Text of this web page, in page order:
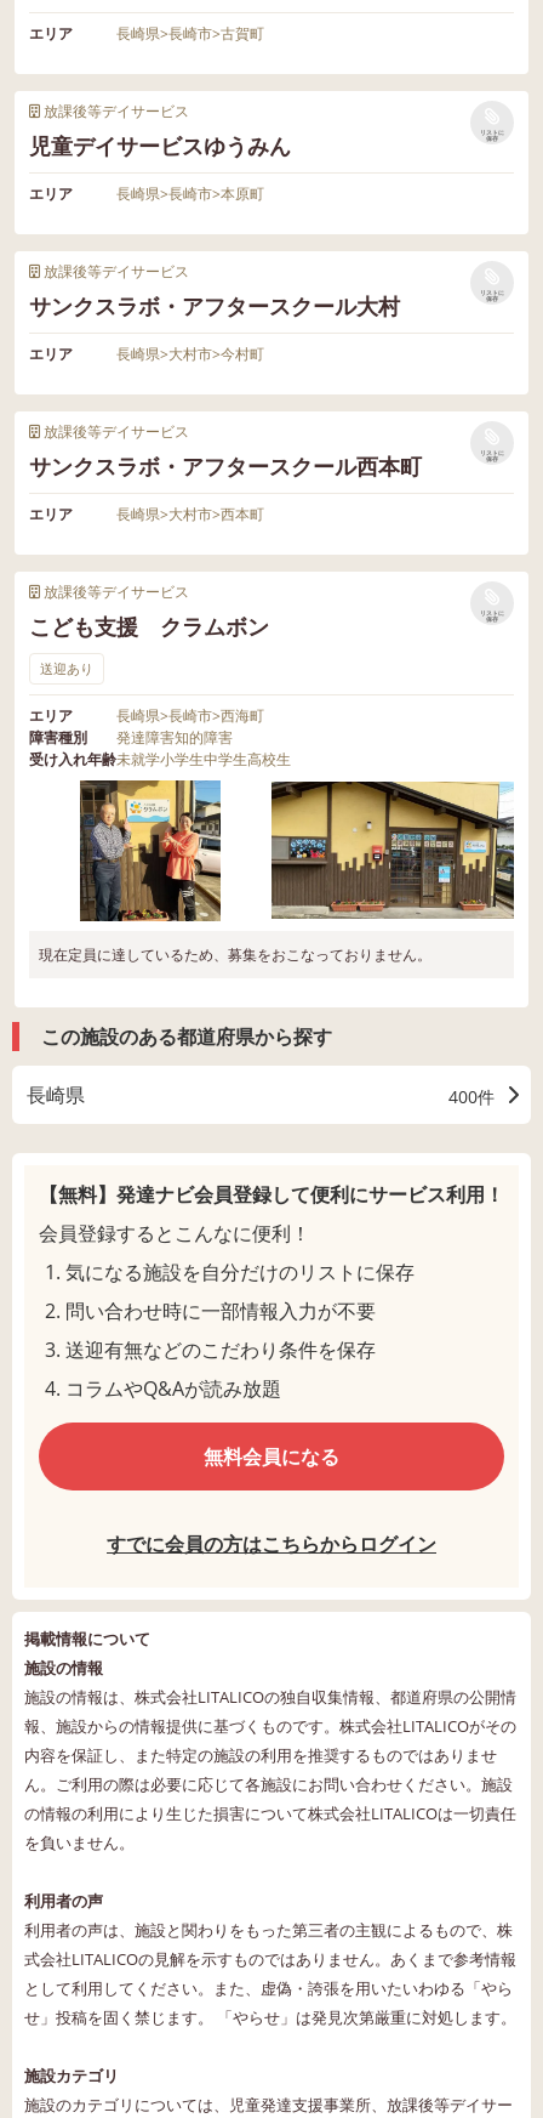
エリア 長崎県>長崎市>古賀町
放課後等デイサービス
児童デイサービスゆうみん
リストに
保存
エリア 長崎県>長崎市>本原町
放課後等デイサービス
サンクスラボ・アフタースクール大村
リストに
保存
エリア 長崎県>大村市>今村町
放課後等デイサービス
サンクスラボ・アフタースクール西本町
リストに
保存
エリア 長崎県>大村市>西本町
放課後等デイサービス
こども支援 クラムボン
リストに
保存
送迎あり
エリア 長崎県>長崎市>西海町
障害種別
発達障害知的障害
受け入れ年齢未就学小学生中学生高校生
現在定員に達しているため、募集をおこなっておりません。
この施設のある都道府県から探す
長崎県 400件
【無料】発達ナビ会員登録して便利にサービス利用！
会員登録するとこんなに便利！
気になる施設を自分だけのリストに保存
問い合わせ時に一部情報入力が不要
送迎有無などのこだわり条件を保存
コラムやQ&Aが読み放題
無料会員になる
すでに会員の方はこちらからログイン
掲載情報について
施設の情報
施設の情報は、株式会社LITALICOの独自収集情報、都道府県の公開情
報、施設からの情報提供に基づくものです。株式会社LITALICOがその
内容を保証し、また特定の施設の利用を推奨するものではありませ
ん。ご利用の際は必要に応じて各施設にお問い合わせください。施設
の情報の利用により生じた損害について株式会社LITALICOは一切責任
を負いません。
利用者の声
利用者の声は、施設と関わりをもった第三者の主観によるもので、株
式会社LITALICOの見解を示すものではありません。あくまで参考情報
として利用してください。また、虚偽・誇張を用いたいわゆる「やら
せ」投稿を固く禁じます。 「やらせ」は発見次第厳重に対処します。
施設カテゴリ
施設のカテゴリについては、児童発達支援事業所、放課後等デイサー